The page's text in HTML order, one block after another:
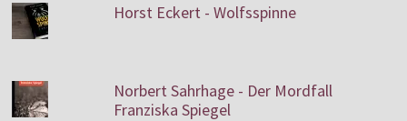
Horst Eckert - Wolfsspinne
Norbert Sahrhage - Der Mordfall
Franziska Spiegel